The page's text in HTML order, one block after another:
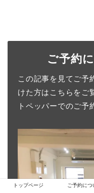
ご予約
この記事を見てご予
けた方はこちらをご
トペッパーでのご予
トップページ ご予約につ